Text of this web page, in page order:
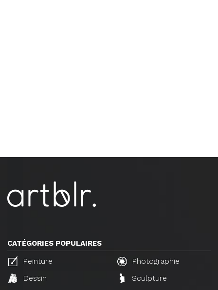
CATÉGORIES POPULAIRES
Peinture
Photographie
Dessin
Sculpture